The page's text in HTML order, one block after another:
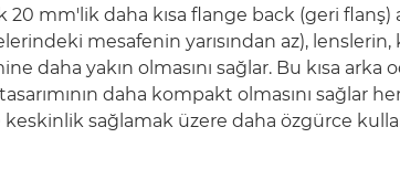
20 mm'lik daha kısa flange back (geri flanş)
mesafenin yarısından az),
daha yakın olmasını sağlar. Bu kısa arka
daha kompakt olmasını sağlar
keskinlik sağlamak üzere daha özgürce